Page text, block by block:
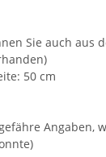
Sie auch aus
50 cm
Angaben,